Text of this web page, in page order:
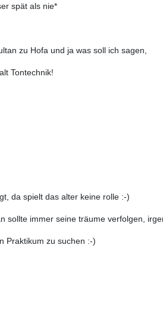
spät als nie*
zu Hofa und ja was soll ich sagen,
Tontechnik!
da spielt das alter keine rolle :-)
immer seine träume verfolgen,
Praktikum zu suchen :-)